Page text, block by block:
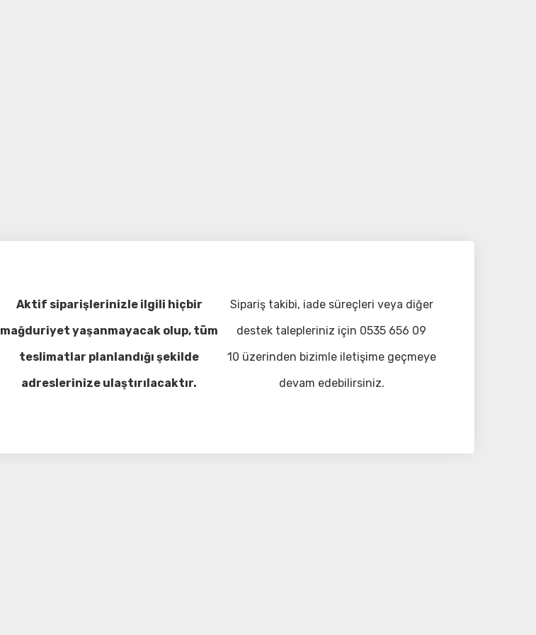
Aktif siparişlerinizle ilgili hiçbir
mağduriyet yaşanmayacak olup, tüm
teslimatlar planlandığı şekilde
adreslerinize ulaştırılacaktır.
Sipariş takibi, iade süreçleri veya diğer
destek talepleriniz için 0535 656 09
10 üzerinden bizimle iletişime geçmeye
devam edebilirsiniz.